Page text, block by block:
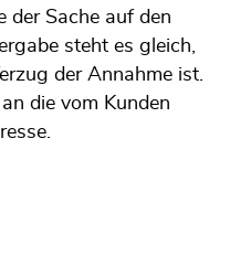
der Sache auf den
steht es gleich,
der Annahme ist.
die vom Kunden